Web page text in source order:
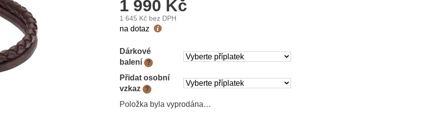
1 990 Kč
1 645 Kč bez DPH
Měrná
na dotaz
Dárkové
balení
?
Přidat osobní
vzkaz
?
Položka byla vyprodána…